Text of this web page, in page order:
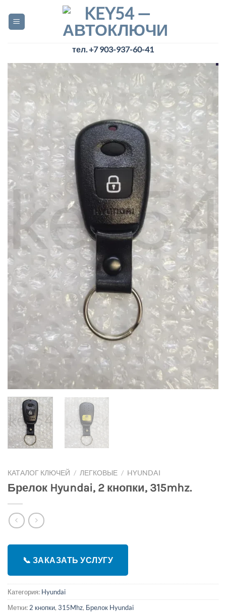
content
тел. +7 903-937-60-41
КАТАЛОГ КЛЮЧЕЙ / ЛЕГКОВЫЕ / HYUNDAI
Брелок Hyundai, 2 кнопки, 315mhz.
📞 ЗАКАЗАТЬ УСЛУГУ
Категория: Hyundai
Метки: 2 кнопки, 315Mhz, Брелок Hyundai